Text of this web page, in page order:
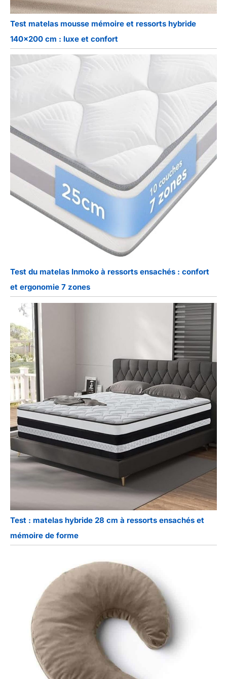
Test matelas mousse mémoire et ressorts hybride
140×200 cm : luxe et confort
Test du matelas Inmoko à ressorts ensachés : confort
et ergonomie 7 zones
Test : matelas hybride 28 cm à ressorts ensachés et
mémoire de forme